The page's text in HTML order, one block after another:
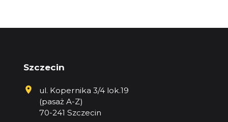
Szczecin
ul. Kopernika 3/4 lok.19
(pasaż A-Z)
70-241 Szczecin